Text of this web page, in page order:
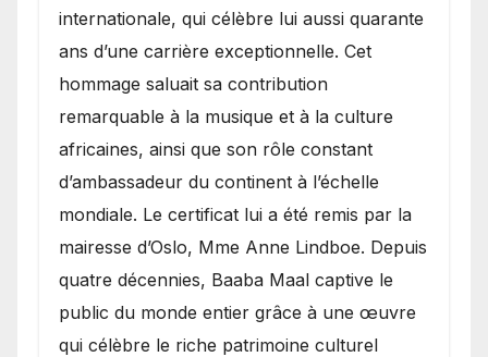
internationale, qui célèbre lui aussi quarante
ans d’une carrière exceptionnelle. Cet
hommage saluait sa contribution
remarquable à la musique et à la culture
africaines, ainsi que son rôle constant
d’ambassadeur du continent à l’échelle
mondiale. Le certificat lui a été remis par la
mairesse d’Oslo, Mme Anne Lindboe. Depuis
quatre décennies, Baaba Maal captive le
public du monde entier grâce à une œuvre
qui célèbre le riche patrimoine culturel